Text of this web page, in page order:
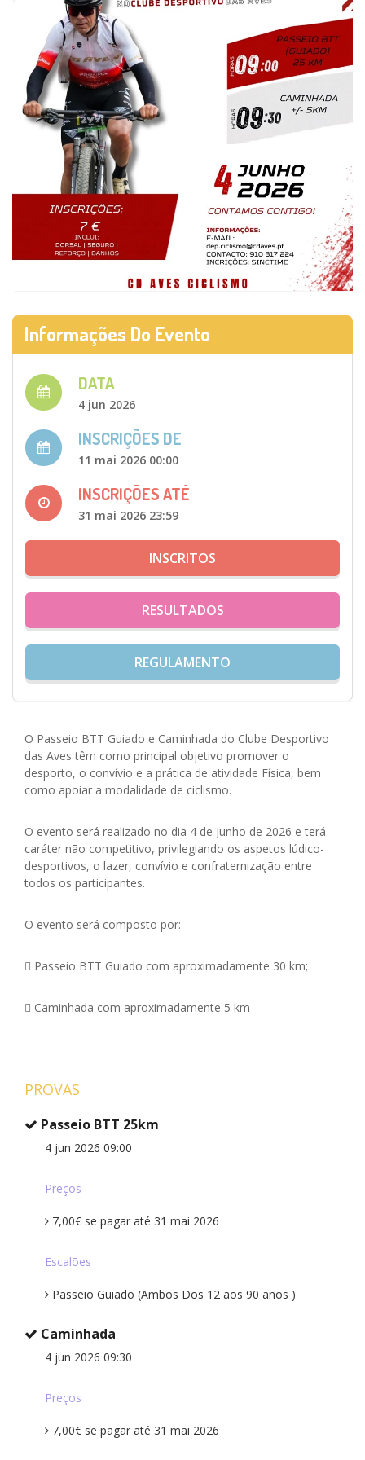
Informações Do Evento
DATA
4 jun 2026
INSCRIÇÕES DE
11 mai 2026 00:00
INSCRIÇÕES ATÉ
31 mai 2026 23:59
INSCRITOS
RESULTADOS
REGULAMENTO
O Passeio BTT Guiado e Caminhada do Clube Desportivo
das Aves têm como principal objetivo promover o
desporto, o convívio e a prática de atividade Física, bem
como apoiar a modalidade de ciclismo.
O evento será realizado no dia 4 de Junho de 2026 e terá
caráter não competitivo, privilegiando os aspetos lúdico-
desportivos, o lazer, convívio e confraternização entre
todos os participantes.
O evento será composto por:
 Passeio BTT Guiado com aproximadamente 30 km;
 Caminhada com aproximadamente 5 km
PROVAS
Passeio BTT 25km
4 jun 2026 09:00
Preços
7,00€ se pagar até 31 mai 2026
Escalões
Passeio Guiado (Ambos Dos 12 aos 90 anos )
Caminhada
4 jun 2026 09:30
Preços
7,00€ se pagar até 31 mai 2026